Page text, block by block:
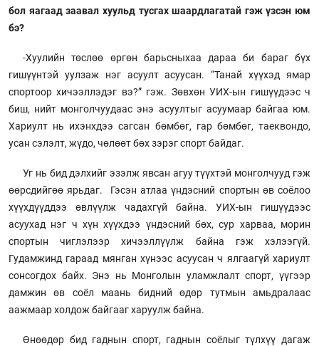
бол яагаад заавал хуульд тусгах шаардлагатай гэж үзсэн юм
бэ?
-Хуулийн төслөө өргөн барьсныхаа дараа би бараг бүх
гишүүнтэй уулзаж нэг асуулт асуусан. “Танай хүүхэд ямар
спортоор хичээллэдэг вэ?” гэж. Зөвхөн УИХ-ын гишүүдээс ч
биш, нийт монголчуудаас энэ асуултыг асуумаар байгаа юм.
Хариулт нь ихэнхдээ сагсан бөмбөг, гар бөмбөг, таеквондо,
усан сэлэлт, жүдо, чөлөөт бөх зэрэг спорт байдаг.
Уг нь бид дэлхийг эзэлж явсан агуу түүхтэй монголчууд гэж
өөрсдийгөө ярьдаг. Гэсэн атлаа үндэсний спортын өв соёлоо
хүүхдүүддээ өвлүүлж чадахгүй байна. УИХ-ын гишүүдээс
асуухад нэг ч хүн хүүхдээ үндэсний бөх, сур харваа, морин
спортын чиглэлээр хичээллүүлж байна гэж хэлээгүй.
Гудамжинд гараад мянган хүнээс асуусан ч ялгаагүй хариулт
сонсогдох байх. Энэ нь Монголын уламжлалт спорт, үүгээр
дамжин өв соёл маань бидний өдөр тутмын амьдралаас
аажмаар холдож байгааг харуулж байна.
Өнөөдөр бид гаднын спорт, гаднын соёлыг түлхүү дагаж